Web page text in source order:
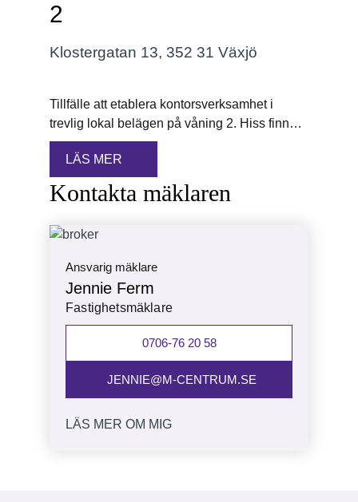
2
Klostergatan 13, 352 31 Växjö
Tillfälle att etablera kontorsverksamhet i
trevlig lokal belägen på våning 2. Hiss finns.
Lokalen är om ca 150 kvm med öppen
planlösning. Möjlighet att hyra p-platser.
Tillgänglig omgående!
LÄS MER
Kontakta mäklaren
Ansvarig mäklare
Jennie Ferm
Fastighetsmäklare
0706-76 20 58
JENNIE@M-CENTRUM.SE
LÄS MER OM MIG